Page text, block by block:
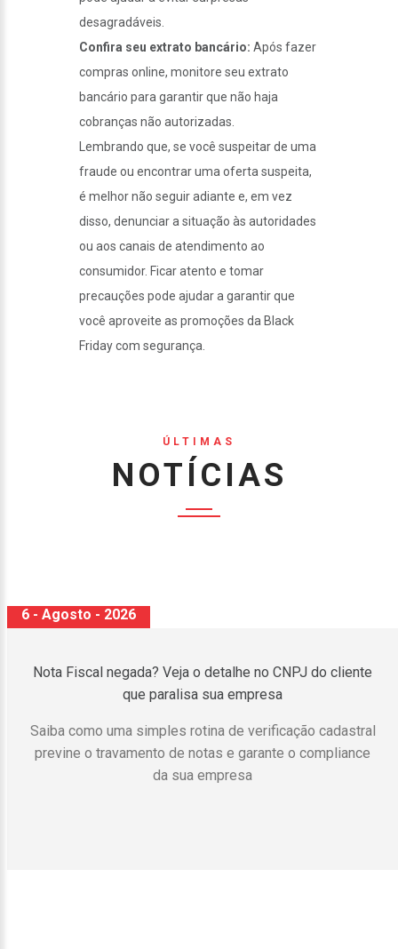
desagradáveis.
Confira seu extrato bancário: Após fazer
compras online, monitore seu extrato
bancário para garantir que não haja
cobranças não autorizadas.
Lembrando que, se você suspeitar de uma
fraude ou encontrar uma oferta suspeita,
é melhor não seguir adiante e, em vez
disso, denunciar a situação às autoridades
ou aos canais de atendimento ao
consumidor. Ficar atento e tomar
precauções pode ajudar a garantir que
você aproveite as promoções da Black
Friday com segurança.
ÚLTIMAS
NOTÍCIAS
6 - Agosto - 2026
Produção da indústria brasileira cai 1,8% de maio para
junho
É a segunda queda seguida do indicador, segundo IBGE